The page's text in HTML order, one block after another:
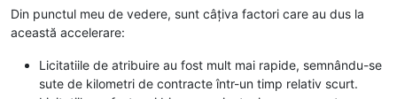
Din punctul meu de vedere, sunt câțiva factori care au dus la
această accelerare:
Licitatiile de atribuire au fost mult mai rapide, semnându-se
sute de kilometri de contracte într-un timp relativ scurt.